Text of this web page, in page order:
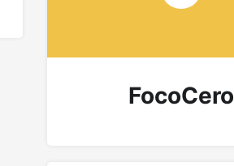
FocoCero